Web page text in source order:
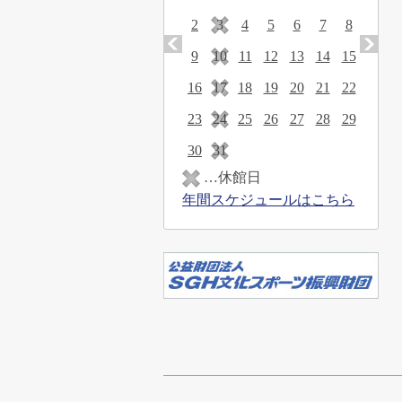
2 3 4 5 6 7 8
9 10 11 12 13 14 15
16 17 18 19 20 21 22
23 24 25 26 27 28 29
30
31
…休館日
年間スケジュールはこちら